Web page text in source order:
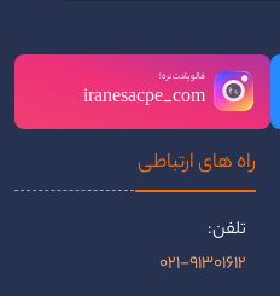
فالو یادت نره!
iranesacpe_com
راه ‌های ارتباطی
تلفن:
021-91301612